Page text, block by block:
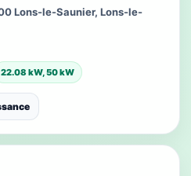
Lons-le-Saunier, Lons-le-
22.08 kW, 50 kW